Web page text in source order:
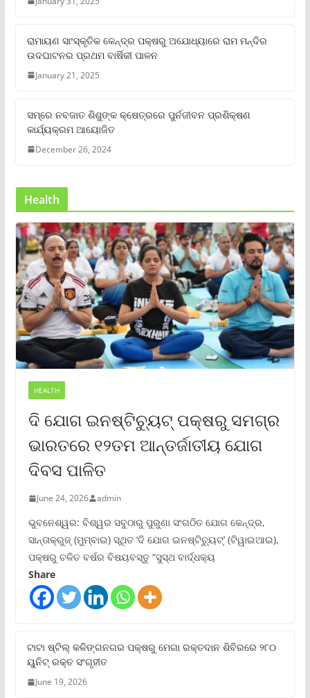
ରାମାୟଣ ସାଂସ୍କୃତିକ କେନ୍ଦ୍ର ପକ୍ଷରୁ ଅଯୋଧ୍ୟାରେ ରାମ ମନ୍ଦିର
ଉଦଘାଟନର ପ୍ରଥମ ବାର୍ଷିକୀ ପାଳନ
January 21, 2025
ସମ୍‌ରେ ନବଜାତ ଶିଶୁଙ୍କ କ୍ଷେତ୍ରରେ ପୁର୍ନଜୀବନ ପ୍ରଶିକ୍ଷଣ
କାର୍ଯ୍ୟକ୍ରମ ଆୟୋଜିତ
December 26, 2024
Health
HEALTH
ଦି ଯୋଗ ଇନଷ୍ଟିଚ୍ୟୁଟ୍ ପକ୍ଷରୁ ସମଗ୍ର
ଭାରତରେ ୧୨ତମ ଆନ୍ତର୍ଜାତୀୟ ଯୋଗ
ଦିବସ ପାଳିତ
June 24, 2026 admin
ଭୁବନେଶ୍ୱର: ବିଶ୍ୱର ସବୁଠାରୁ ପୁରୁଣା ସଂଗଠିତ ଯୋଗ କେନ୍ଦ୍ର,
ସାନ୍ତାକ୍ରୁଜ୍ (ମୁମ୍ବାଇ) ସ୍ଥିତ ‘ଦି ଯୋଗ ଇନଷ୍ଟିଚ୍ୟୁଟ୍‌’ (ଟିୱାଇଆଇ),
ପକ୍ଷରୁ ଚଳିତ ବର୍ଷର ବିଷୟବସ୍ତୁ “ସୁସ୍ଥ ବାର୍ଦ୍ଧକ୍ୟ
Share
ଟାଟା ଷ୍ଟିଲ୍‌ କଳିଙ୍ଗନଗର ପକ୍ଷରୁ ମେଗା ରକ୍ତଦାନ ଶିବିରରେ ୨୮୦
ୟୁନିଟ୍‌ ରକ୍ତ ସଂଗୃହୀତ
June 19, 2026